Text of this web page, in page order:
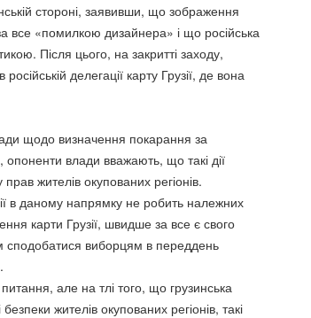
стороні, заявивши, що зображення
все «помилкою дизайнера» і що російська
Після цього, на закритті заходу,
делегації карту Грузії, де вона
щодо визначення покарання за
влади вважають, що такі дії
жителів окупованих регіонів.
в даному напрямку не робить належних
карти Грузії, швидше за все є свого
виборцям в переддень
питання, але на тлі того, що грузинська
жителів окупованих регіонів, такі